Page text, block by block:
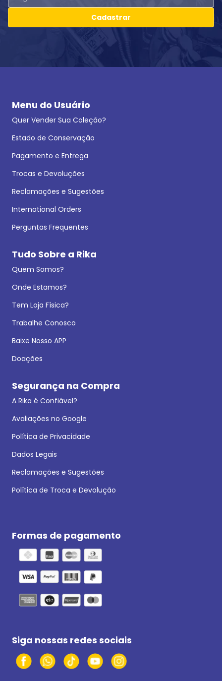
Cadastrar
Menu do Usuário
Quer Vender Sua Coleção?
Estado de Conservação
Pagamento e Entrega
Trocas e Devoluções
Reclamações e Sugestões
International Orders
Perguntas Frequentes
Tudo Sobre a Rika
Quem Somos?
Onde Estamos?
Tem Loja Física?
Trabalhe Conosco
Baixe Nosso APP
Doações
Segurança na Compra
A Rika é Confiável?
Avaliações no Google
Política de Privacidade
Dados Legais
Reclamações e Sugestões
Política de Troca e Devolução
Formas de pagamento
Siga nossas redes sociais